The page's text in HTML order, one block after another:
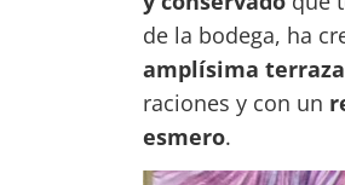
de la bodega, ha
amplísima
raciones y con un
esmero.